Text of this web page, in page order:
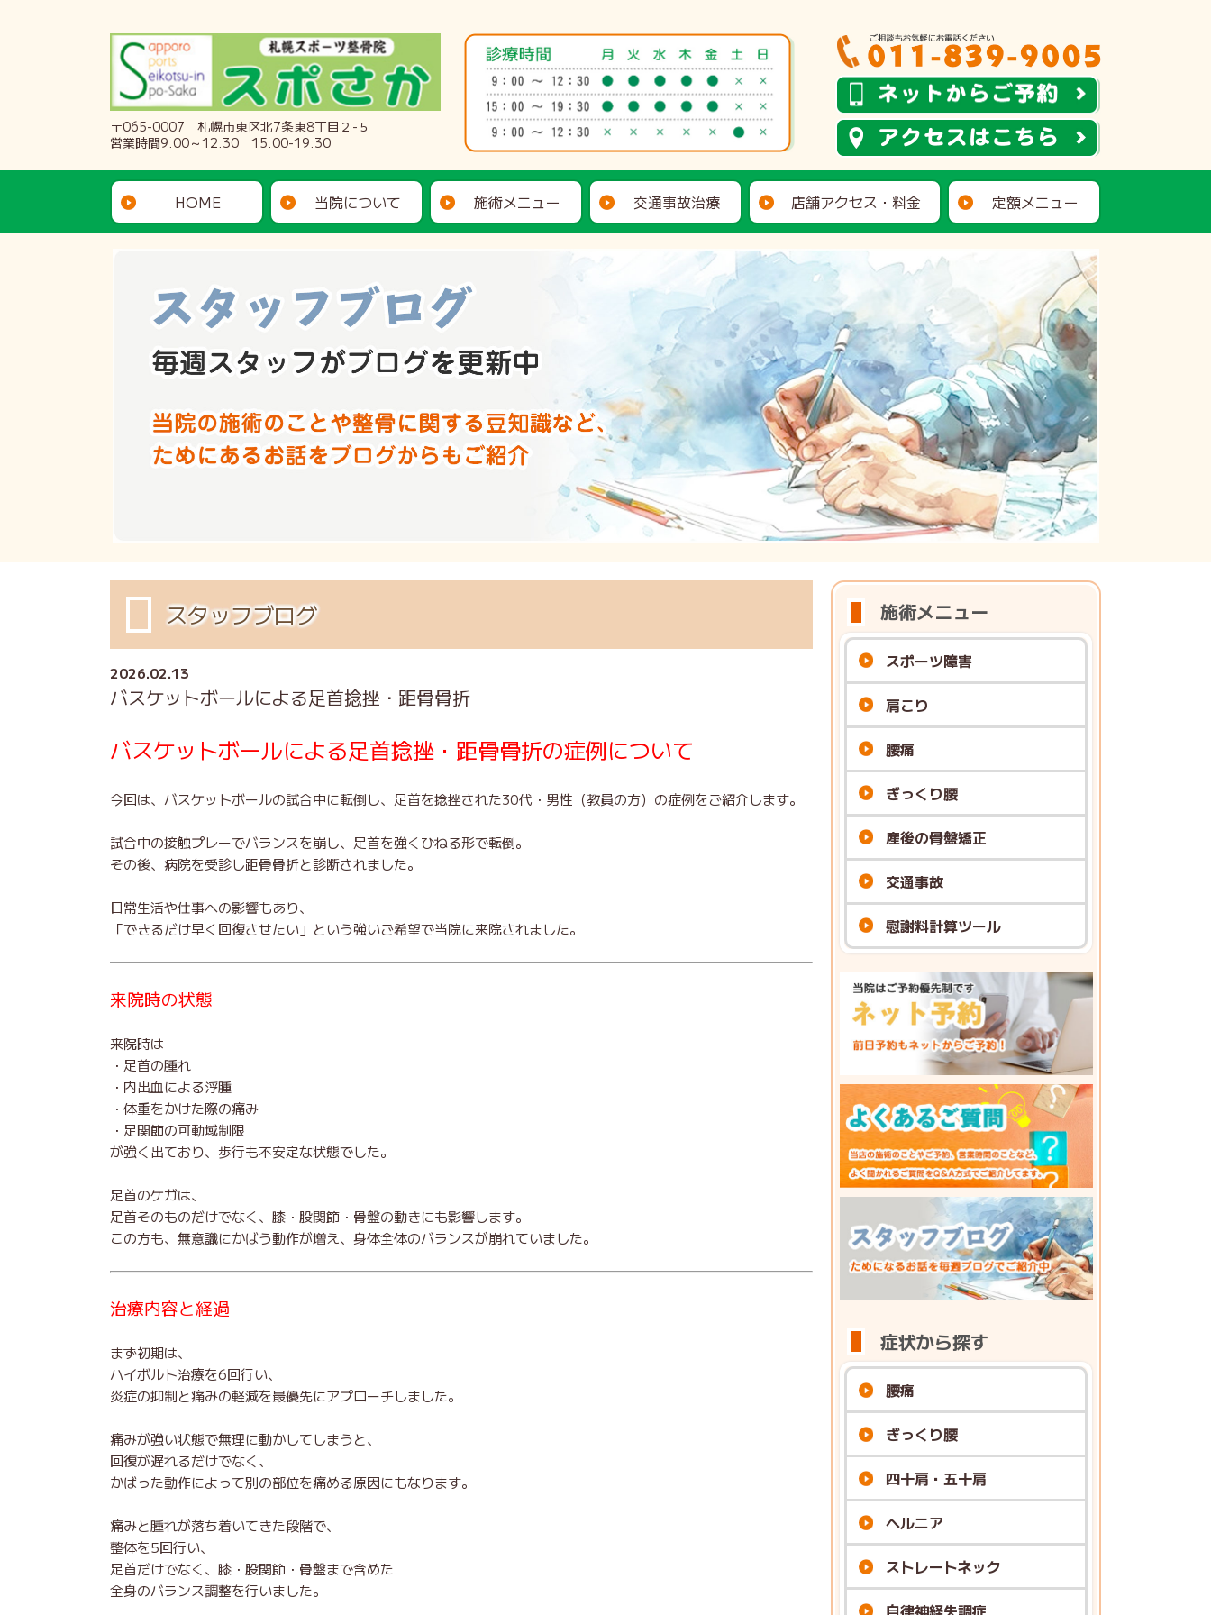
〒065-0007 札幌市東区北7条東8丁目２-５
営業時間9:00～12:30 15:00-19:30
HOME 当院について 施術メニュー 交通事故治療 店舗アクセス・料金 定額メニュー
スタッフブログ
2026.02.13
バスケットボールによる足首捻挫・距骨骨折
バスケットボールによる足首捻挫・距骨骨折の症例について
今回は、バスケットボールの試合中に転倒し、足首を捻挫された30代・男性（教員の方）の症例をご紹介します。
試合中の接触プレーでバランスを崩し、足首を強くひねる形で転倒。
その後、病院を受診し距骨骨折と診断されました。
日常生活や仕事への影響もあり、
「できるだけ早く回復させたい」という強いご希望で当院に来院されました。
来院時の状態
来院時は
・足首の腫れ
・内出血による浮腫
・体重をかけた際の痛み
・足関節の可動域制限
が強く出ており、歩行も不安定な状態でした。
足首のケガは、
足首そのものだけでなく、膝・股関節・骨盤の動きにも影響します。
この方も、無意識にかばう動作が増え、身体全体のバランスが崩れていました。
治療内容と経過
まず初期は、
ハイボルト治療を6回行い、
炎症の抑制と痛みの軽減を最優先にアプローチしました。
痛みが強い状態で無理に動かしてしまうと、
回復が遅れるだけでなく、
かばった動作によって別の部位を痛める原因にもなります。
痛みと腫れが落ち着いてきた段階で、
整体を5回行い、
足首だけでなく、膝・股関節・骨盤まで含めた
全身のバランス調整を行いました。
施術メニュー
スポーツ障害
肩こり
腰痛
ぎっくり腰
産後の骨盤矯正
交通事故
慰謝料計算ツール
症状から探す
腰痛
ぎっくり腰
四十肩・五十肩
ヘルニア
ストレートネック